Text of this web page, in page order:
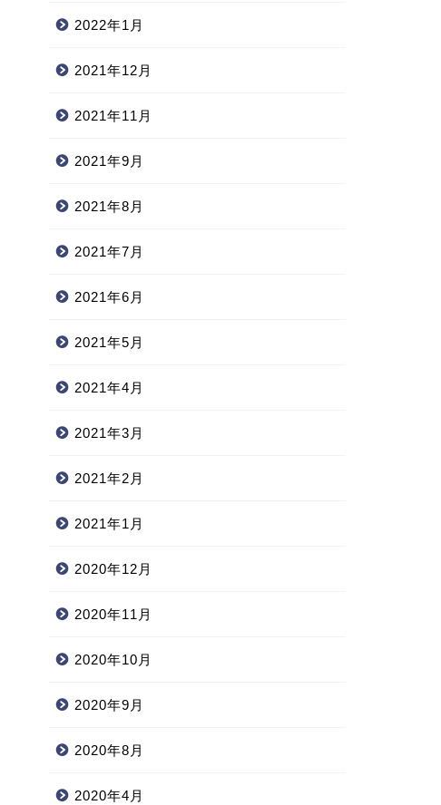
2022年1月
2021年12月
2021年11月
2021年9月
2021年8月
2021年7月
2021年6月
2021年5月
2021年4月
2021年3月
2021年2月
2021年1月
2020年12月
2020年11月
2020年10月
2020年9月
2020年8月
2020年4月